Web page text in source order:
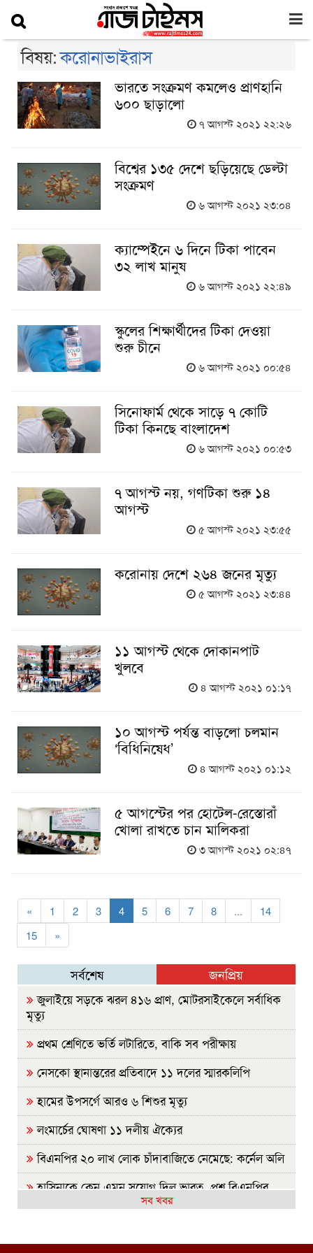
বিষয়:করোনাভাইরাস
ভারতে সংক্রমণ কমলেও প্রাণহানি
৬০০ ছাড়ালো
৭ আগস্ট ২০২১ ২২:২৬
বিশ্বের ১৩৫ দেশে ছড়িয়েছে ডেল্টা
সংক্রমণ
৬ আগস্ট ২০২১ ২৩:০৪
ক্যাম্পেইনে ৬ দিনে টিকা পাবেন
৩২ লাখ মানুষ
৬ আগস্ট ২০২১ ২২:৪৯
স্কুলের শিক্ষার্থীদের টিকা দেওয়া
শুরু চীনে
৬ আগস্ট ২০২১ ০০:৫৪
সিনোফার্ম থেকে সাড়ে ৭ কোটি
টিকা কিনছে বাংলাদেশ
৬ আগস্ট ২০২১ ০০:৫৩
৭ আগস্ট নয়, গণটিকা শুরু ১৪
আগস্ট
৫ আগস্ট ২০২১ ২৩:৫৫
করোনায় দেশে ২৬৪ জনের মৃত্যু
৫ আগস্ট ২০২১ ২৩:৪৪
১১ আগস্ট থেকে দোকানপাট
খুলবে
৪ আগস্ট ২০২১ ০১:১৭
১০ আগস্ট পর্যন্ত বাড়লো চলমান
‘বিধিনিষেধ’
৪ আগস্ট ২০২১ ০১:১২
৫ আগস্টের পর হোটেল-রেস্তোরাঁ
খোলা রাখতে চান মালিকরা
৩ আগস্ট ২০২১ ০২:৪৭
« 1 2 3 4 5 6 7 8 ...
14
15
»
সর্বশেষ জনপ্রিয়
জুলাইয়ে সড়কে ঝরল ৪১৬ প্রাণ, মোটরসাইকেলে সর্বাধিক
মৃত্যু
প্রথম শ্রেণিতে ভর্তি লটারিতে, বাকি সব পরীক্ষায়
নেসকো স্থানান্তরের প্রতিবাদে ১১ দলের স্মারকলিপি
হামের উপসর্গে আরও ৬ শিশুর মৃত্যু
লংমার্চের ঘোষণা ১১ দলীয় ঐক্যের
বিএনপির ২০ লাখ লোক চাঁদাবাজিতে নেমেছে: কর্নেল অলি
হাসিনাকে কেন এমন সুযোগ দিল ভারত, প্রশ্ন বিএনপির
রাষ্ট্রপতি নির্বাচন ২০ আগস্ট
হাসিনাকে ফেরাতে তৎপর রাবির ৪২ শিক্ষকের বিরুদ্ধে
সব খবর